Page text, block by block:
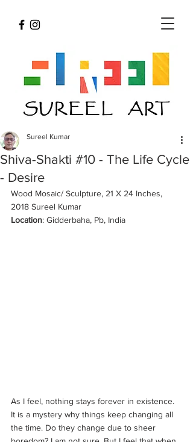
Shiva-Shakti #10 - The Life Cycle
- Desire
Sureel Kumar
Wood Mosaic/ Sculpture, 21 X 24 Inches,
2018 Sureel Kumar
Location: Gidderbaha, Pb, India
As I feel, nothing stays forever in existence.
It is a mystery why things keep changing all
the time. Do they change due to sheer